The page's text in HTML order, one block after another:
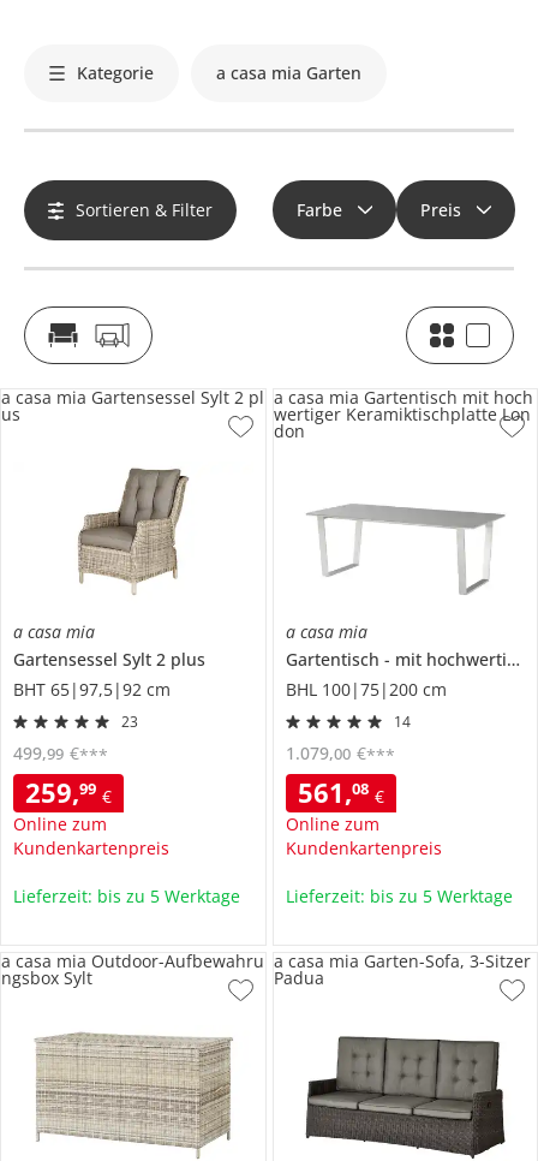
Kategorie a casa mia Garten
Sortieren & Filter Farbe Preis
a casa mia
Gartensessel Sylt 2 plus
BHT 65|97,5|92 cm
23
259,99 €
Online zum
Kundenkartenpreis
499,99 €***
a casa mia Gartensessel Sylt 2 pl
us
Lieferzeit: bis zu 5 Werktage
a casa mia
Gartentisch
mit hochwertiger Keramiktischplatte
BHL 100|75|200 cm
14
561,08 €
Online zum
Kundenkartenpreis
1.079,00 €***
a casa mia Gartentisch mit hoch
wertiger Keramiktischplatte Lon
don
Lieferzeit: bis zu 5 Werktage
a casa mia Outdoor-Aufbewahru
ngsbox Sylt
a casa mia Garten-Sofa, 3-Sitzer
Padua